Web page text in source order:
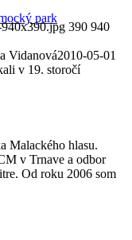
park
390 940
Vidanová2010-05-01
v 19. storočí
Malackého hlasu.
v Trnave a odbor
Od roku 2006 som